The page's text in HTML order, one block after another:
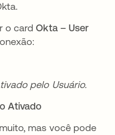
o cardOkta – User
pelo Usuário.
Ativado
mas você pode